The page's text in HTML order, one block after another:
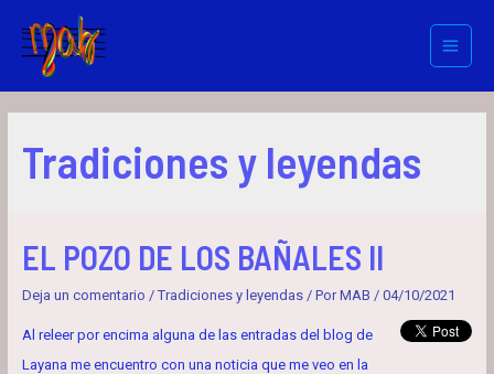
contenido
Main
Tradiciones y leyendas
EL POZO DE LOS BAÑALES II
Deja un comentario /Tradiciones y leyendas / PorMAB /04/10/2021
Al releer por encima alguna de las entradas del blog de
Layana me encuentro con una noticia que me veo en la